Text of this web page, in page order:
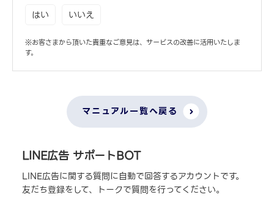
はい いいえ
※お客さまから頂いた貴重なご意見は、サービスの改善に活用いたしま
す。
マニュアル一覧へ戻る
LINE広告 サポートBOT
LINE広告に関する質問に自動で回答するアカウントです。
友だち登録をして、トークで質問を行ってください。